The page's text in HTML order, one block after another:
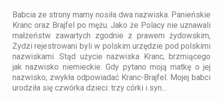
Babcia ze strony mamy nosiła dwa nazwiska. Panieńskie
Kranc oraz Brajfel po mężu. Jako że Polacy nie uznawali
małżeństw zawartych zgodnie z prawem żydowskim,
Żydzi rejestrowani byli w polskim urzędzie pod polskimi
nazwiskami. Stąd użycie nazwiska Kranc, brzmiącego
jak nazwisko niemieckie. Gdy pytano moją matkę o jej
nazwisko, zwykła odpowiadać Kranc-Brajfel. Mojej babci
urodziła się czwórka dzieci: trzy córki i syn…